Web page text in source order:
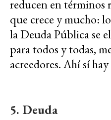
reducen en términos
que crece y mucho:
la Deuda Pública se
para todos y todas,
acreedores. Ahí sí
5. Deuda